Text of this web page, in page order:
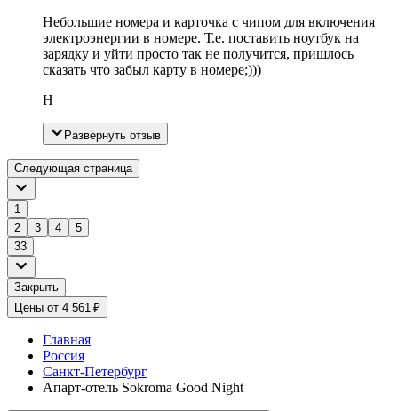
Небольшие номера и карточка с чипом для включения
электроэнергии в номере. Т.е. поставить ноутбук на
зарядку и уйти просто так не получится, пришлось
сказать что забыл карту в номере;)))
Н
Развернуть отзыв
Следующая страница
1
2
3 4
5
33
Закрыть
Цены от 4 561 ₽
Главная
Россия
Санкт-Петербург
Апарт-отель Sokroma Good Night